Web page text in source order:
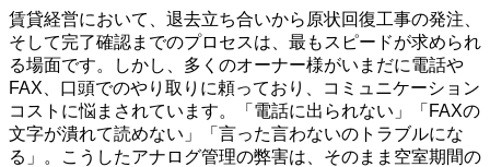
賃貸経営において、退去立ち合いから原状回復工事の発注、
そして完了確認までのプロセスは、最もスピードが求められ
る場面です。しかし、多くのオーナー様がいまだに電話や
FAX、口頭でのやり取りに頼っており、コミュニケーション
コストに悩まされています。「電話に出られない」「FAXの
文字が潰れて読めない」「言った言わないのトラブルにな
る」。こうしたアナログ管理の弊害は、そのまま空室期間の